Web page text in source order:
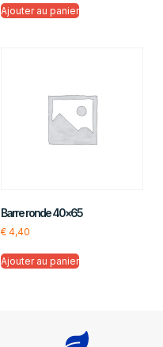
Ajouter au panier
Barre ronde 40×65
€4,40
Ajouter au panier